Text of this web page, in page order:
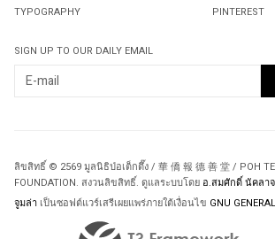
TYPOGRAPHY
PINTEREST
SIGN UP TO OUR DAILY EMAIL
ลิขสิทธิ์ © 2569 มูลนิธิป่อเต็กตึ๊ง / 華 僑 報 德 善 堂 / POH
FOUNDATION. สงวนลิขสิทธิ์. ดูแลระบบโดย อ.สมศักดิ์ นัคลา
จูมล่า เป็นซอฟต์แวร์เสรีเผยแพร่ภายใต้เงื่อนไข GNU